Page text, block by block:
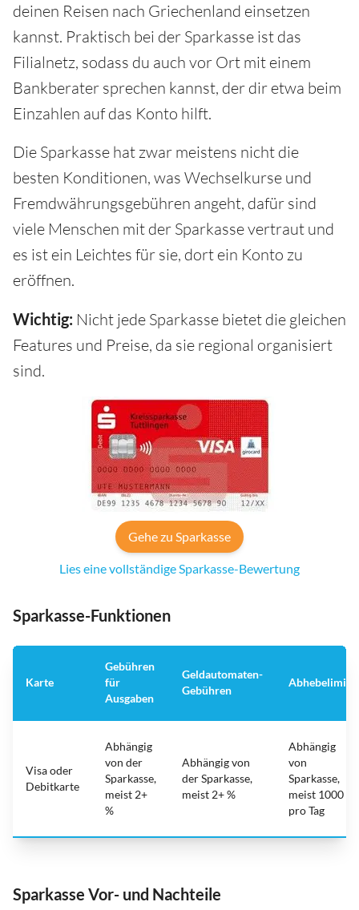
deinen Reisen nach Griechenland einsetzen
kannst. Praktisch bei der Sparkasse ist das
Filialnetz, sodass du auch vor Ort mit einem
Bankberater sprechen kannst, der dir etwa beim
Einzahlen auf das Konto hilft.
Die Sparkasse hat zwar meistens nicht die
besten Konditionen, was Wechselkurse und
Fremdwährungsgebühren angeht, dafür sind
viele Menschen mit der Sparkasse vertraut und
es ist ein Leichtes für sie, dort ein Konto zu
eröffnen.
Wichtig: Nicht jede Sparkasse bietet die gleichen
Features und Preise, da sie regional organisiert
sind.
Gehe zu Sparkasse
Lies eine vollständige Sparkasse-Bewertung
Sparkasse-Funktionen
Karte
Gebühren
für
Ausgaben
Geldautomaten-
Gebühren
Abhebelimit
Visa oder
Debitkarte
Abhängig
von der
Sparkasse,
meist 2+
%
Abhängig von
der Sparkasse,
meist 2+ %
Abhängig
von
Sparkasse,
meist 1000
pro Tag
Sparkasse Vor- und Nachteile